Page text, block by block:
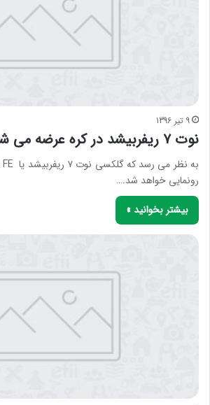
9 تیر 1396
نوت ۷ ریفربیشد در کره عرضه می شود
رونمایی خواهد شد.…
بیشتر بخوانید »